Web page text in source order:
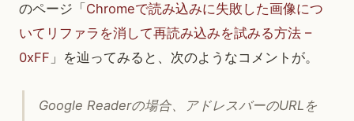
のページ「 Chromeで読み込みに失敗した画像につ
いてリファラを消して再読み込みを試みる方法 –
0xFF 」を辿ってみると、次のようなコメントが。
Google Readerの場合、アドレスバーのURLを